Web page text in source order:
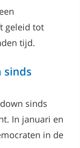
geleid tot
tijd.
sinds
sinds
In januari en
in de